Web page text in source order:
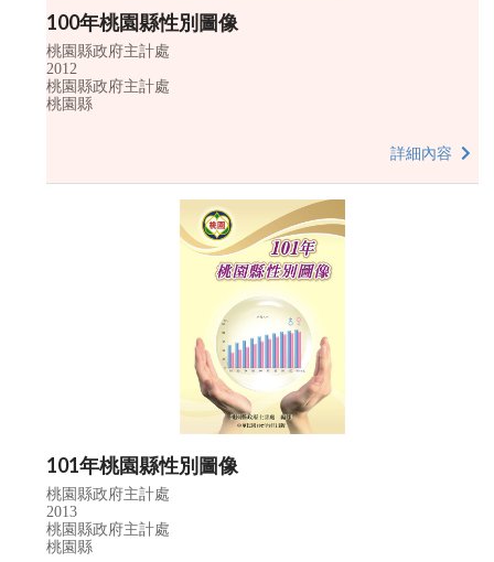
100年桃園縣性別圖像
桃園縣政府主計處
2012
桃園縣政府主計處
桃園縣
詳細內容
101年桃園縣性別圖像
桃園縣政府主計處
2013
桃園縣政府主計處
桃園縣